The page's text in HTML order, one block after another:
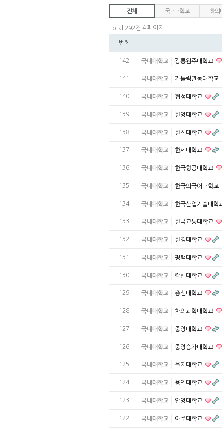
전체 국내대학교 해외
Total 292건 4 페이지
번호
142 국내대학교 강릉원주대학교
141 국내대학교 가톨릭관동대학교
140 국내대학교 협성대학교
139 국내대학교 한양대학교
138 국내대학교 한신대학교
137 국내대학교 한세대학교
136 국내대학교 한국항공대학교
135 국내대학교 한국외국어대학교
134 국내대학교 한국산업기술대학
133 국내대학교 한국교통대학교
132 국내대학교 한경대학교
131 국내대학교 평택대학교
130 국내대학교 칼빈대학교
129 국내대학교 총신대학교
128 국내대학교 차의과학대학교
127 국내대학교 중앙대학교
126 국내대학교 중앙승가대학교
125 국내대학교 을지대학교
124 국내대학교 용인대학교
123 국내대학교 안양대학교
122 국내대학교 아주대학교